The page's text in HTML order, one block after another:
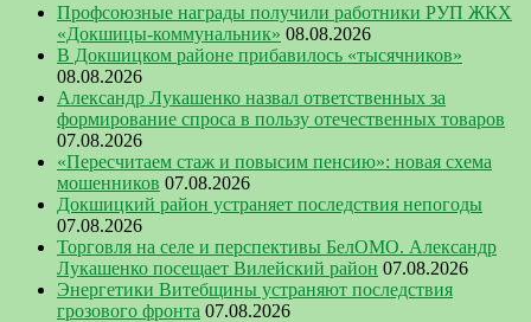
Профсоюзные награды получили работники РУП ЖКХ
«Докшицы-коммунальник» 08.08.2026
В Докшицком районе прибавилось «тысячников»
08.08.2026
Александр Лукашенко назвал ответственных за
формирование спроса в пользу отечественных товаров
07.08.2026
«Пересчитаем стаж и повысим пенсию»: новая схема
мошенников 07.08.2026
Докшицкий район устраняет последствия непогоды
07.08.2026
Торговля на селе и перспективы БелОМО. Александр
Лукашенко посещает Вилейский район 07.08.2026
Энергетики Витебщины устраняют последствия
грозового фронта 07.08.2026